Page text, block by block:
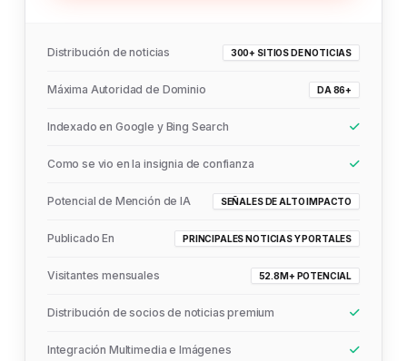
Distribución de noticias 300+ SITIOS DE NOTICIAS
Máxima Autoridad de Dominio DA 86+
Indexado en Google y Bing Search
Como se vio en la insignia de confianza
Potencial de Mención de IA SEÑALES DE ALTO IMPACTO
Publicado En PRINCIPALES NOTICIAS Y PORTALES
Visitantes mensuales 52.8M+ POTENCIAL
Distribución de socios de noticias premium
Integración Multimedia e Imágenes